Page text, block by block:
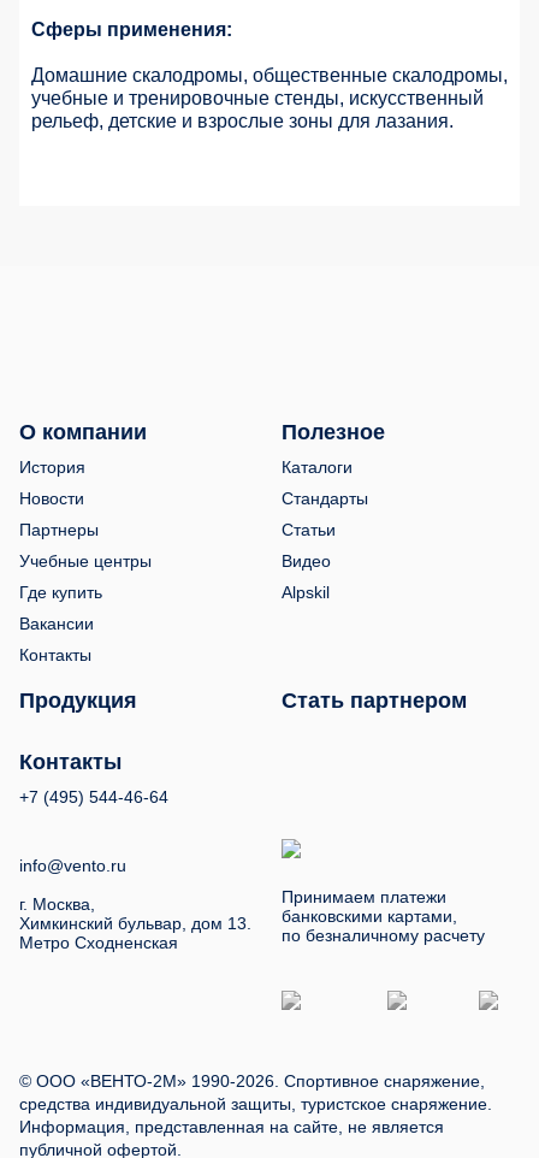
Сферы применения:
Домашние скалодромы, общественные скалодромы,
учебные и тренировочные стенды, искусственный
рельеф, детские и взрослые зоны для лазания.
О компании
История
Новости
Партнеры
Учебные центры
Где купить
Вакансии
Контакты
Полезное
Каталоги
Стандарты
Статьи
Видео
Alpskil
Продукция Стать партнером
Контакты
+7 (495) 544-46-64
info@vento.ru
г. Москва,
Химкинский бульвар, дом 13.
Метро Сходненская
Принимаем платежи
банковскими картами,
по безналичному расчету
© ООО «ВЕНТО-2М» 1990-2026. Спортивное снаряжение,
средства индивидуальной защиты, туристское снаряжение.
Информация, представленная на сайте, не является
публичной офертой.